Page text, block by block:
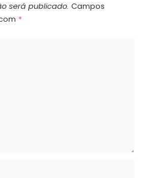
será publicado. Campos
*